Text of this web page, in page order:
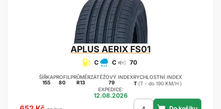
APLUS AERIX FS01
C C 70
ŠÍŘKA
155
PROFIL
80
PRŮMĚR
R13
ZÁTĚŽOVÝ INDEX
79
RYCHLOSTNÍ INDEX
T (T - do 190 KM/H )
EXPEDICE:
12.08.2026